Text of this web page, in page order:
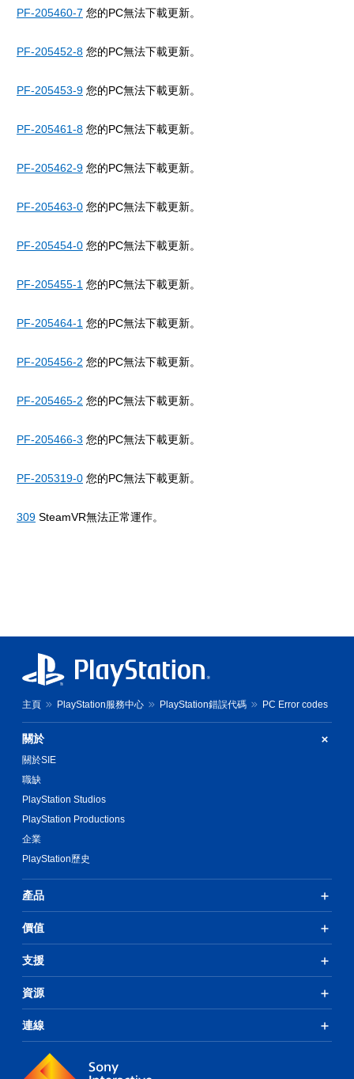
PF-205460-7 您的PC無法下載更新。
PF-205452-8 您的PC無法下載更新。
PF-205453-9 您的PC無法下載更新。
PF-205461-8 您的PC無法下載更新。
PF-205462-9 您的PC無法下載更新。
PF-205463-0 您的PC無法下載更新。
PF-205454-0 您的PC無法下載更新。
PF-205455-1 您的PC無法下載更新。
PF-205464-1 您的PC無法下載更新。
PF-205456-2 您的PC無法下載更新。
PF-205465-2 您的PC無法下載更新。
PF-205466-3 您的PC無法下載更新。
PF-205319-0 您的PC無法下載更新。
309 SteamVR無法正常運作。
主頁 PlayStation服務中心 PlayStation錯誤代碼 PC Error codes
關於
關於SIE
職缺
PlayStation Studios
PlayStation Productions
企業
PlayStation歷史
產品
價值
支援
資源
連線